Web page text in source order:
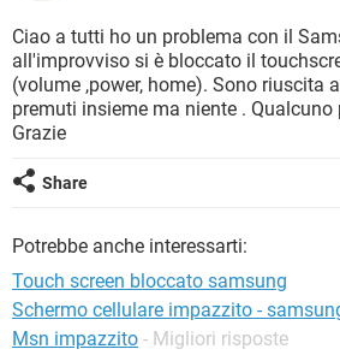
TIKTOK
HARDWARE
INSTAGRAM
TIKTOK
HARDWARE
INTRATTENIMENTO
iOS
INSTAGRAM
Ciao a tutti ho un problema con il
all'improvviso si è bloccato il
(volume ,power, home). Sono riuscita
premuti insieme ma niente . Qualcuno
Grazie
Share
Potrebbe anche interessarti:
Touch screen bloccato samsung
Schermo cellulare impazzito -
Msn impazzito - Migliori risposte